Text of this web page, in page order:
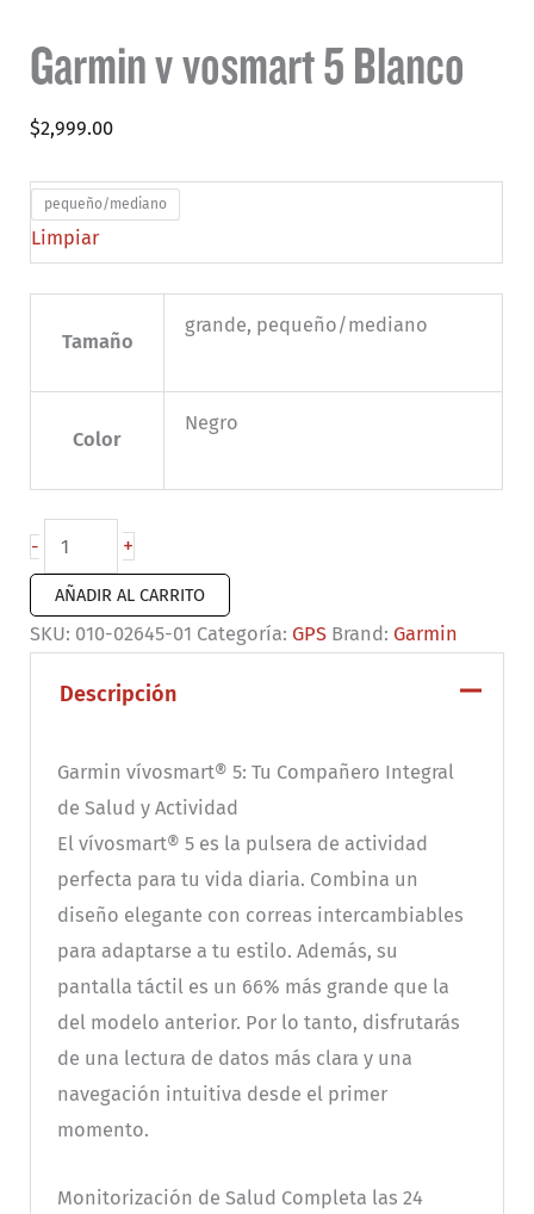
Garmin vívosmart 5 Blanco
$2,999.00
pequeño/mediano
Limpiar
Tamaño
grande, pequeño/mediano
Color
Negro
-
Garmin
vívosmart
Blanco
cantidad
+
AÑADIR AL CARRITO
SKU: 010-02645-01 Categoría: GPS Brand: Garmin
Descripción
Garmin vívosmart® 5: Tu Compañero Integral
de Salud y Actividad
El vívosmart® 5 es la pulsera de actividad
perfecta para tu vida diaria. Combina un
diseño elegante con correas intercambiables
para adaptarse a tu estilo. Además, su
pantalla táctil es un 66% más grande que la
del modelo anterior. Por lo tanto, disfrutarás
de una lectura de datos más clara y una
navegación intuitiva desde el primer
momento.
Monitorización de Salud Completa las 24